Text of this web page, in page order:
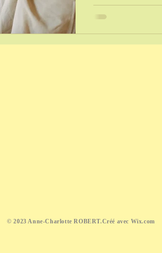
​© 2023 Anne-Charlotte ROBERT.Créé avec Wix.com